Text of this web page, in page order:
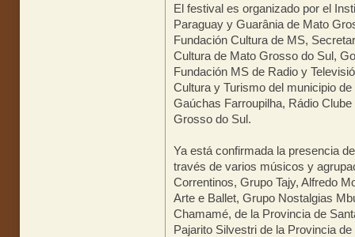
El festival es organizado por el
Paraguay y Guarânia de Mato
Fundación Cultura de MS,
Cultura de Mato Grosso do Sul,
Fundación MS de Radio y
Cultura y Turismo del municipio
Gaúchas Farroupilha, Rádio
Grosso do Sul.
Ya está confirmada la presencia
través de varios músicos y
Correntinos, Grupo Tajy, Alfredo
Arte e Ballet, Grupo Nostalgias
Chamamé, de la Provincia de
Pajarito Silvestri de la Provincia